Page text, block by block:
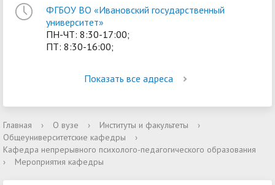
ФГБОУ ВО «Ивановский государственный
университет»
ПН-ЧТ: 8:30-17:00;
ПТ: 8:30-16:00;
Показать все адреса
Главная › О вузе › Институты и факультеты
›
Общеуниверситетские кафедры
›
Кафедра непрерывного психолого-педагогического образования
›
Мероприятия кафедры